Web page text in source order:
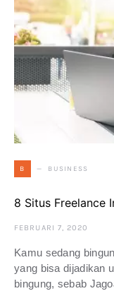
B BUSINESS
8 Situs Freelance
FEBRUARI 7, 2020
Kamu sedang
yang bisa dijadikan
bingung, sebab